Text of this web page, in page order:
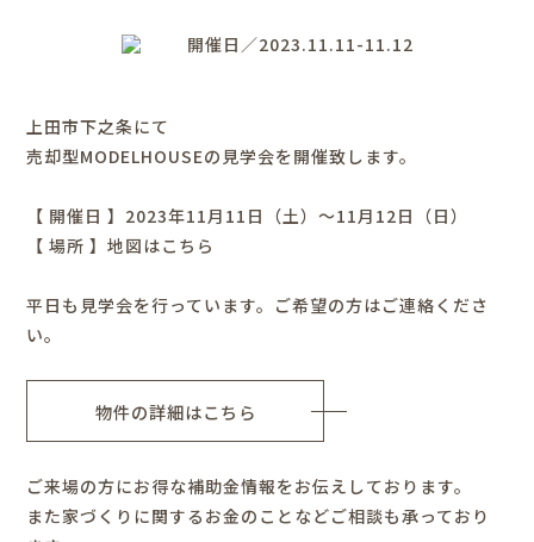
開催日／2023.11.11-11.12
上田市下之条にて
売却型MODELHOUSEの見学会を開催致します。
【 開催日 】2023年11月11日（土）～11月12日（日）
【 場所 】地図はこちら
平日も見学会を行っています。ご希望の方はご連絡くださ
い。
物件の詳細はこちら
ご来場の方にお得な補助金情報をお伝えしております。
また家づくりに関するお金のことなどご相談も承っており